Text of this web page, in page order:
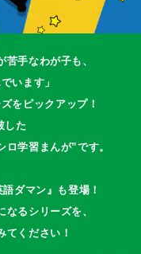
苦手なわが子も、
います」
をピックアップ！
した
学習まんが”です。
ダマン』も登場！
るシリーズを、
てください！